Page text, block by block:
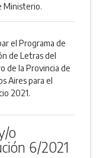
Ministerio.
el Programa de
de Letras del
de la Provincia de
Aires para el
2021.
o
6/2021